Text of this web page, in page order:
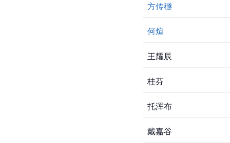
方传穟
何煊
王耀辰
桂芬
托浑布
戴嘉谷